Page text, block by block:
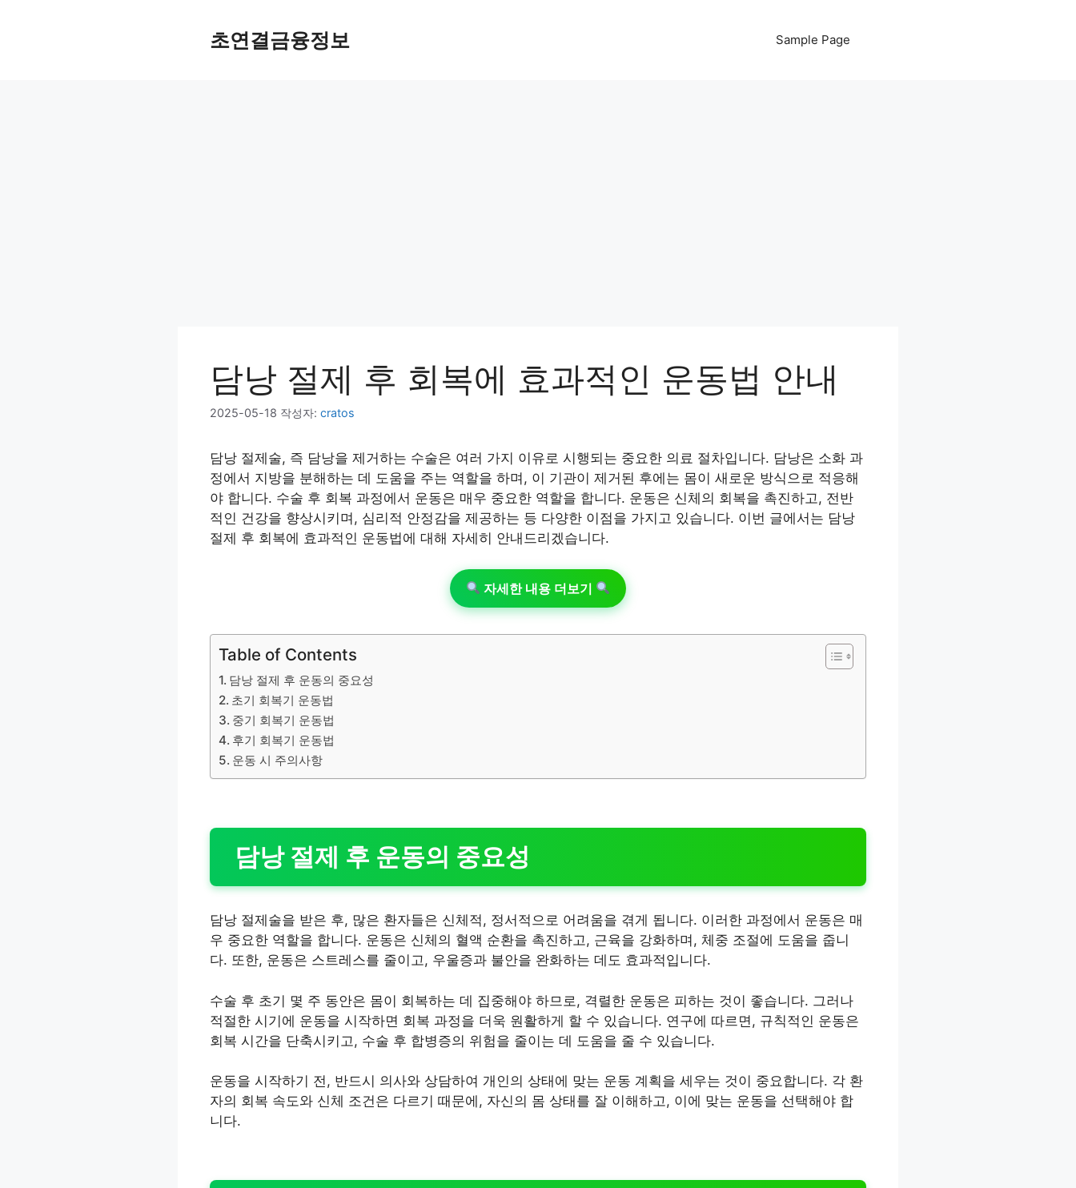
초연결금융정보 Sample Page
담낭 절제 후 회복에 효과적인 운동법 안내
2025-05-18 작성자: cratos
담낭 절제술, 즉 담낭을 제거하는 수술은 여러 가지 이유로 시행되는 중요한 의료 절차입니다. 담낭은 소화 과
정에서 지방을 분해하는 데 도움을 주는 역할을 하며, 이 기관이 제거된 후에는 몸이 새로운 방식으로 적응해
야 합니다. 수술 후 회복 과정에서 운동은 매우 중요한 역할을 합니다. 운동은 신체의 회복을 촉진하고, 전반
적인 건강을 향상시키며, 심리적 안정감을 제공하는 등 다양한 이점을 가지고 있습니다. 이번 글에서는 담낭
절제 후 회복에 효과적인 운동법에 대해 자세히 안내드리겠습니다.
자세한 내용 더보기
Table of Contents
담낭 절제 후 운동의 중요성
초기 회복기 운동법
중기 회복기 운동법
후기 회복기 운동법
운동 시 주의사항
담낭 절제 후 운동의 중요성
담낭 절제술을 받은 후, 많은 환자들은 신체적, 정서적으로 어려움을 겪게 됩니다. 이러한 과정에서 운동은 매
우 중요한 역할을 합니다. 운동은 신체의 혈액 순환을 촉진하고, 근육을 강화하며, 체중 조절에 도움을 줍니
다. 또한, 운동은 스트레스를 줄이고, 우울증과 불안을 완화하는 데도 효과적입니다.
수술 후 초기 몇 주 동안은 몸이 회복하는 데 집중해야 하므로, 격렬한 운동은 피하는 것이 좋습니다. 그러나
적절한 시기에 운동을 시작하면 회복 과정을 더욱 원활하게 할 수 있습니다. 연구에 따르면, 규칙적인 운동은
회복 시간을 단축시키고, 수술 후 합병증의 위험을 줄이는 데 도움을 줄 수 있습니다.
운동을 시작하기 전, 반드시 의사와 상담하여 개인의 상태에 맞는 운동 계획을 세우는 것이 중요합니다. 각 환
자의 회복 속도와 신체 조건은 다르기 때문에, 자신의 몸 상태를 잘 이해하고, 이에 맞는 운동을 선택해야 합
니다.